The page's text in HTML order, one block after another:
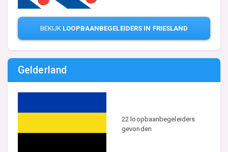
BEKIJK LOOPBAANBEGELEIDERS IN FRIESLAND
Gelderland
22 loopbaanbegeleiders
gevonden